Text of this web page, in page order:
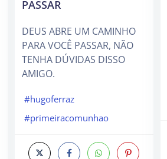
PASSAR
DEUS ABRE UM CAMINHO
PARA VOCÊ PASSAR, NÃO
TENHA DÚVIDAS DISSO
AMIGO.
#hugoferraz
#primeiracomunhao